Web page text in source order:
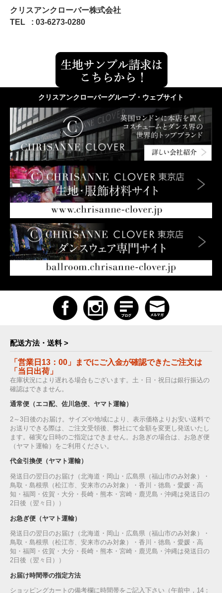
クリスアンクローバー株式会社
TEL : 03-6273-0280
クリスアンクローバーグループ・ウェブサイト
配送方法・送料 >
「営業日13：00」までにご入金が確認できたご注文は
「当日出荷」
在庫状況により遅れる場合もございます。土・日・祝日は銀行振込の
確認はできません。
通常便（エコ配、佐川急便、ヤマト運輸）
2～3日後のお届け。サイズや地域により、表示価格よりお安い送料で
お送りできる際は、ご注文受領後、弊社にて金額を変更し発送いたし
ます。確実な日時のご指定はできません。お急ぎの場合は、お急ぎ便
（ヤマト運輸）をご利用ください。
代金引換便（ヤマト運輸）
発送日の翌日のお届け（北海道・岡山・広島県（福山市のみ対象）・
鳥取・島根県（松江市、安来市のみ対象）・香川・徳島・愛媛・高
知・福岡・佐賀・大分・長崎・熊本・宮崎・鹿児島・沖縄は発送日の
2日後（翌々日））
お急ぎ便（ヤマト運輸）
発送日の翌日のお届け（北海道・岡山・広島県（福山市のみ対象）・
鳥取・島根県（松江市、安来市のみ対象）・香川・徳島・愛媛・高
知・福岡・佐賀・大分・長崎・熊本・宮崎・鹿児島・沖縄は発送日の
2日後（翌々日））
お届け時間帯の指定方法
ショッピングカートの備考欄に時間帯をご記入下さい（午前中，14：